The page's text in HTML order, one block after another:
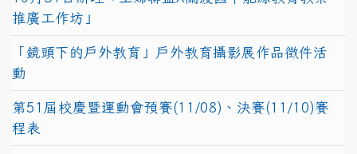
推廣工作坊」
「鏡頭下的戶外教育」戶外教育攝影展作品徵件活
動
第51屆校慶暨運動會預賽(11/08)、決賽(11/10)賽
程表